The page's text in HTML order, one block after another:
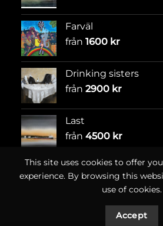
Farväl
från 1600 kr
Drinking sisters
från 2900 kr
Last
från 4500 kr
This site uses cookies to offer
experience. By browsing this
use of cookies.
Accept